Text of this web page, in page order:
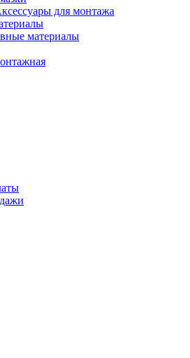
для монтажа
материалы